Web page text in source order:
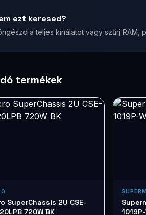
ezt keresed?
a teljes kínálatot vagy szűrj RAM,
termékek
SuperChassis 2U CSE-
720W BK